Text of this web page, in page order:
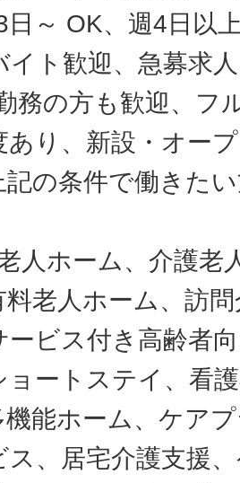
日～ OK、週4日以
ト歓迎、急募求
務の方も歓迎、フ
あり、新設・オー
記の条件で働きた
人ホーム、介護老
料老人ホーム、訪
ービス付き高齢者
ョートステイ、看
機能ホーム、ケア
ス、居宅介護支援